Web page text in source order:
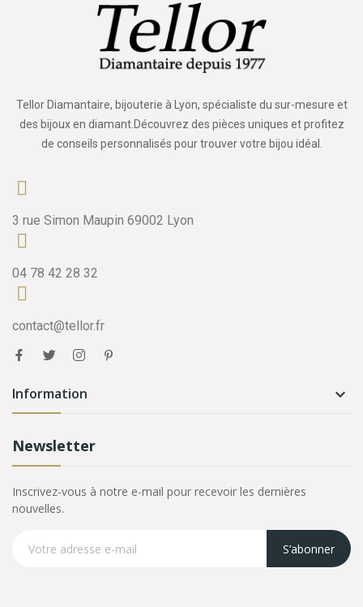
Tellor Diamantaire, bijouterie à Lyon, spécialiste du sur-mesure et
des bijoux en diamant.Découvrez des pièces uniques et profitez
de conseils personnalisés pour trouver votre bijou idéal.
3 rue Simon Maupin 69002 Lyon
04 78 42 28 32
contact@tellor.fr
Information 
Newsletter
Inscrivez-vous à notre e-mail pour recevoir les dernières
nouvelles.
S’abonner